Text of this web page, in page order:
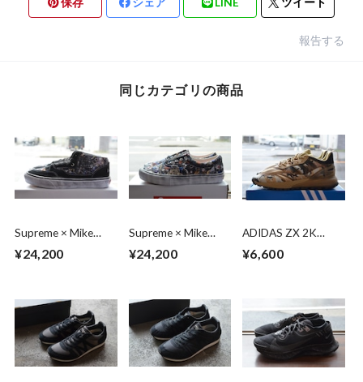
保存 シェア LINE ツイート
報告する
同じカテゴリの商品
Supreme × Mike
Cab
¥24,200
Supreme × Mike
¥24,200
ADIDAS ZX 2K
¥6,600